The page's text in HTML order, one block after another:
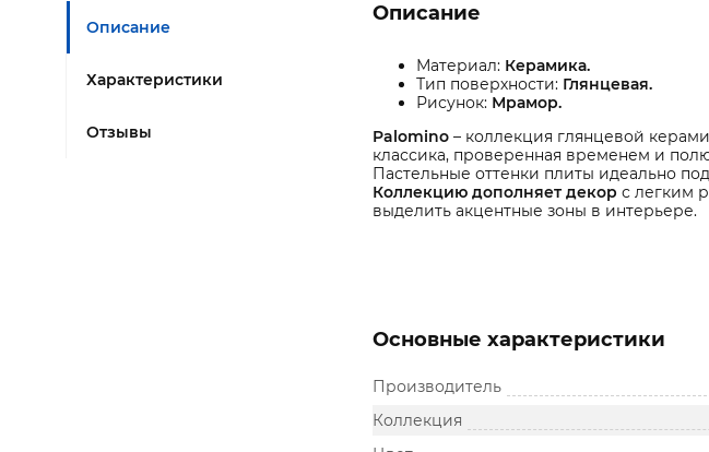
Описание
Характеристики
Отзывы
Описание
Материал: Керамика.
Тип поверхности: Глянцевая.
Рисунок: Мрамор.
Palomino – коллекция глянцевой
классика, проверенная временем и
Пастельные оттенки плиты идеально
Коллекцию дополняет декор с легким
выделить акцентные зоны в интерьере.
Основные характеристики
Производитель
Коллекция